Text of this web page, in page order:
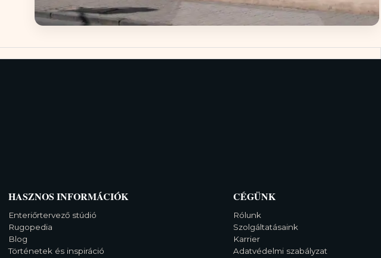
HASZNOS INFORMÁCIÓK
Enteriőrtervező stúdió
Rugopedia
Blog
Történetek és inspiráció
CÉGÜNK
Rólunk
Szolgáltatásaink
Karrier
Adatvédelmi szabályzat